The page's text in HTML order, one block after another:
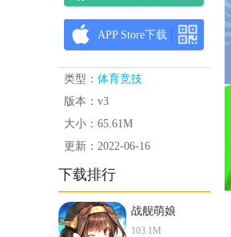
APP Store下载
类型： 体育竞技
版本：v3
大小：65.61M
更新：2022-06-16
下载排行
战舰萌娘
103.1M